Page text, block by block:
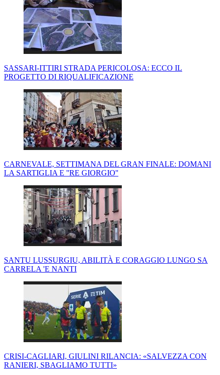
SASSARI-ITTIRI STRADA PERICOLOSA: ECCO IL
PROGETTO DI RIQUALIFICAZIONE
CARNEVALE, SETTIMANA DEL GRAN FINALE: DOMANI
LA SARTIGLIA E ''RE GIORGIO''
SANTU LUSSURGIU, ABILITÀ E CORAGGIO LUNGO SA
CARRELA 'E NANTI
CRISI-CAGLIARI, GIULINI RILANCIA: «SALVEZZA CON
RANIERI, SBAGLIAMO TUTTI»